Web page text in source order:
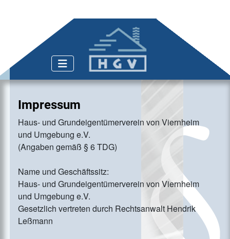
Impressum
Haus- und Grundeigentümerverein von Viernheim
und Umgebung e.V.
(Angaben gemäß § 6 TDG)
Name und Geschäftssitz:
Haus- und Grundeigentümerverein von Viernheim
und Umgebung e.V.
Gesetzlich vertreten durch Rechtsanwalt Hendrik
Leßmann